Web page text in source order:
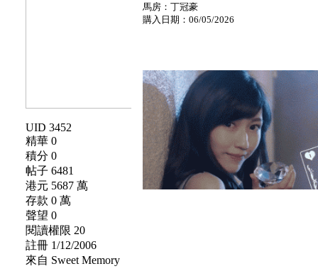
UID 3452
精華 0
積分 0
帖子 6481
港元 5687 萬
存款 0 萬
聲望 0
閱讀權限 20
註冊 1/12/2006
來自 Sweet Memory
馬房：丁冠豪
購入日期：06/05/2026